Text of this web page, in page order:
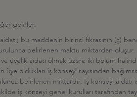
gelirler.
bu maddenin birinci fıkrasının (ç)
belirlenen maktu miktardan oluşur.
ve üyelik aidatı olmak üzere iki bölüm
üye oldukları iş konseyi sayısından
belirlenen miktardır. İş konseyi aidatı
iş konseyi genel kurulları tarafından